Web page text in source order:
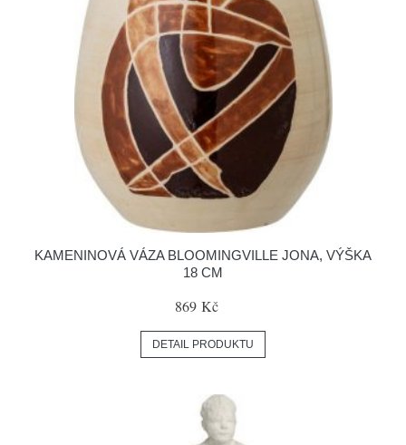
KAMENINOVÁ VÁZA BLOOMINGVILLE JONA, VÝŠKA
18 CM
869 Kč
DETAIL PRODUKTU